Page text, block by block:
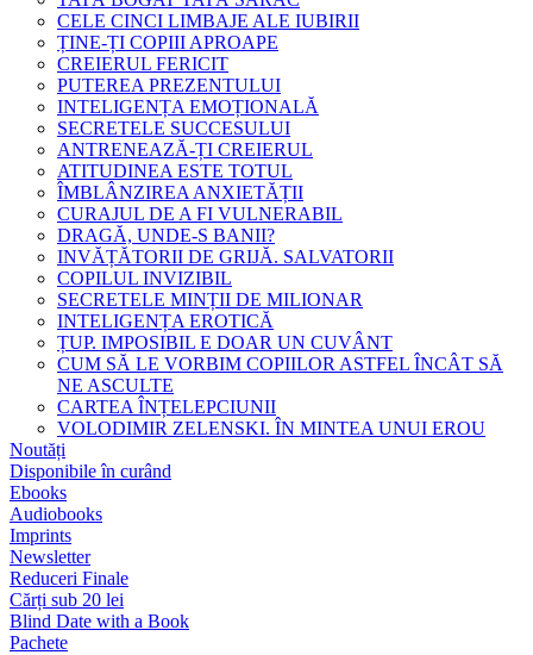
CELE CINCI LIMBAJE ALE IUBIRII
ȚINE-ȚI COPIII APROAPE
CREIERUL FERICIT
PUTEREA PREZENTULUI
INTELIGENȚA EMOȚIONALĂ
SECRETELE SUCCESULUI
ANTRENEAZĂ-ȚI CREIERUL
ATITUDINEA ESTE TOTUL
ÎMBLÂNZIREA ANXIETĂȚII
CURAJUL DE A FI VULNERABIL
DRAGĂ, UNDE-S BANII?
INVĂȚĂTORII DE GRIJĂ. SALVATORII
COPILUL INVIZIBIL
SECRETELE MINȚII DE MILIONAR
INTELIGENȚA EROTICĂ
ȚUP. IMPOSIBIL E DOAR UN CUVÂNT
CUM SĂ LE VORBIM COPIILOR ASTFEL ÎNCÂT SĂ
NE ASCULTE
CARTEA ÎNȚELEPCIUNII
VOLODIMIR ZELENSKI. ÎN MINTEA UNUI EROU
Noutăți
Disponibile în curând
Ebooks
Audiobooks
Imprints
Newsletter
Reduceri Finale
Cărți sub 20 lei
Blind Date with a Book
Pachete